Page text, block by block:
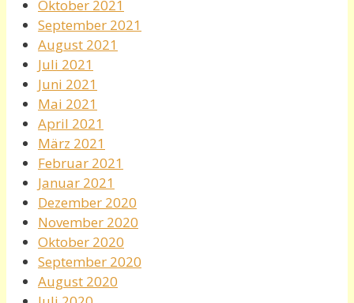
Oktober 2021
September 2021
August 2021
Juli 2021
Juni 2021
Mai 2021
April 2021
März 2021
Februar 2021
Januar 2021
Dezember 2020
November 2020
Oktober 2020
September 2020
August 2020